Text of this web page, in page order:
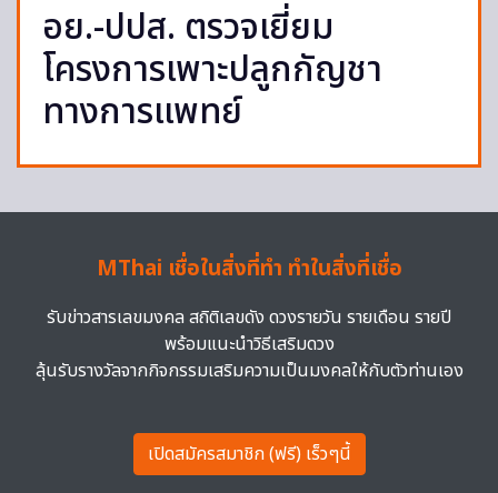
อย.-ปปส. ตรวจเยี่ยม
โครงการเพาะปลูกกัญชา
ทางการแพทย์
MThai เชื่อในสิ่งที่ทำ ทำในสิ่งที่เชื่อ
รับข่าวสารเลขมงคล สถิติเลขดัง ดวงรายวัน รายเดือน รายปี
พร้อมแนะนำวิธีเสริมดวง
ลุ้นรับรางวัลจากกิจกรรมเสริมความเป็นมงคลให้กับตัวท่านเอง
เปิดสมัครสมาชิก (ฟรี) เร็วๆนี้